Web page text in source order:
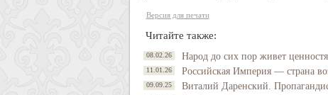
Версия для печати
Читайте также:
08.02.26 Народ до сих пор живет
11.01.26 Российская Империя — страна
09.09.25 Виталий Даренский.